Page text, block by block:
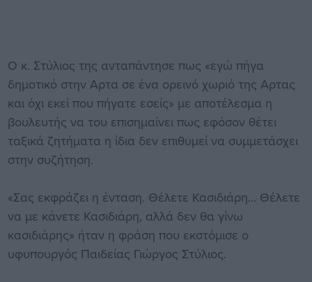
Ο κ. Στύλιος της ανταπάντησε πως «εγώ πήγα
δημοτικό στην Αρτα σε ένα ορεινό χωριό της Αρτας
και όχι εκεί που πήγατε εσείς» με αποτέλεσμα η
βουλευτής να του επισημαίνει πως εφόσον θέτει
ταξικά ζητήματα η ίδια δεν επιθυμεί να συμμετάσχει
στην συζήτηση.
«Σας εκφράζει η ένταση. Θέλετε Κασιδιάρη… Θέλετε
να με κάνετε Κασιδιάρη, αλλά δεν θα γίνω
κασιδιάρης» ήταν η φράση που εκστόμισε ο
υφυπουργός Παιδείας Γιώργος Στύλιος.